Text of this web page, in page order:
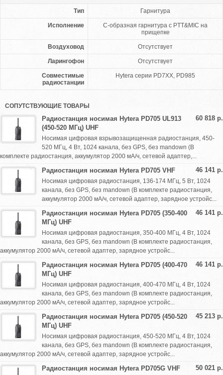
Тип Гарнитура
Исполнение
C-образная гарнитура с PTT&MIC на
прищепке
Воздуховод Отсутствует
Ларингофон Отсутствует
Совместимые
радиостанции
Hytera серии PD7XX, PD985
СОПУТСТВУЮЩИЕ ТОВАРЫ
60 818 р.
Радиостанция носимая Hytera PD705 UL913
(450-520 МГц) UHF
Носимая цифровая взрывозащищенная радиостанция, 450-
520 МГц, 4 Вт, 1024 канала, без GPS, без mandown (В
комплекте радиостанция, аккумулятор 2000 мА/ч, сетевой адаптер,...
46 141 р.
Радиостанция носимая Hytera PD705 VHF
Носимая цифровая радиостанция, 136-174 МГц, 5 Вт, 1024
канала, без GPS, без mandown (В комплекте радиостанция,
аккумулятор 2000 мА/ч, сетевой адаптер, зарядное устройс...
46 141 р.
Радиостанция носимая Hytera PD705 (350-400
МГц) UHF
Носимая цифровая радиостанция, 350-400 МГц, 4 Вт, 1024
канала, без GPS, без mandown (В комплекте радиостанция,
аккумулятор 2000 мА/ч, сетевой адаптер, зарядное устройс...
46 141 р.
Радиостанция носимая Hytera PD705 (400-470
МГц) UHF
Носимая цифровая радиостанция, 400-470 МГц, 4 Вт, 1024
канала, без GPS, без mandown (В комплекте радиостанция,
аккумулятор 2000 мА/ч, сетевой адаптер, зарядное устройс...
45 213 р.
Радиостанция носимая Hytera PD705 (450-520
МГц) UHF
Носимая цифровая радиостанция, 450-520 МГц, 4 Вт, 1024
канала, без GPS, без mandown (В комплекте радиостанция,
аккумулятор 2000 мА/ч, сетевой адаптер, зарядное устройс...
50 021 р.
Радиостанция носимая Hytera PD705G VHF